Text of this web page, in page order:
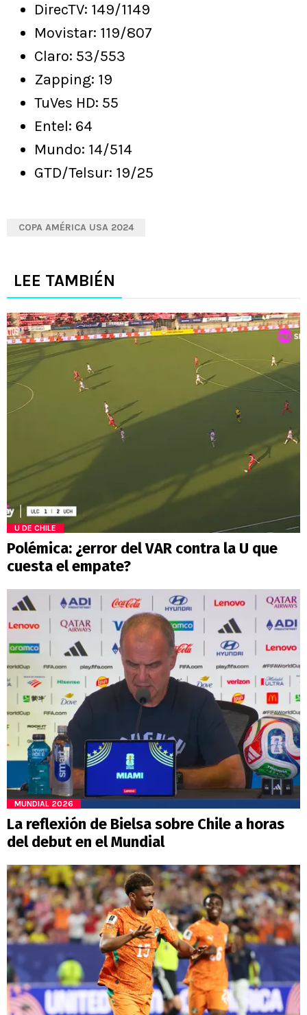
DirecTV: 149/1149
Movistar: 119/807
Claro: 53/553
Zapping: 19
TuVes HD: 55
Entel: 64
Mundo: 14/514
GTD/Telsur: 19/25
COPA AMÉRICA USA 2024
LEE TAMBIÉN
U DE CHILE
Polémica: ¿error del VAR contra la U que
cuesta el empate?
MUNDIAL 2026
La reflexión de Bielsa sobre Chile a horas
del debut en el Mundial